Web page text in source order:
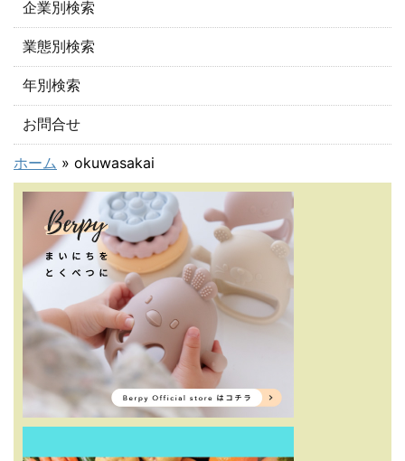
企業別検索
業態別検索
年別検索
お問合せ
ホーム » okuwasakai